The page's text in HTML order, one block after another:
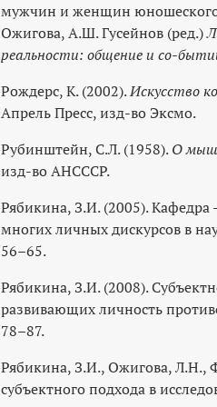
мужчин и женщин юношеского
Ожигова, А.Ш. Гусейнов (ред.)
реальности: общение и со-
Рождерс, К. (2002).Искусство
Апрель Пресс, изд-во Эксмо.
Рубинштейн, С.Л. (1958).О
изд-во АНСССР.
Рябикина, З.И. (2005). Кафедра
многих личных дискурсов в
56–65.
Рябикина, З.И. (2008).
развивающих личность
78–87.
Рябикина, З.И., Ожигова, Л.Н.,
субъектного подхода в